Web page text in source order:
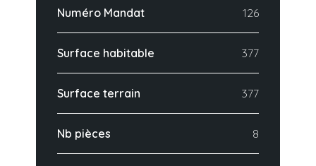
Numéro Mandat 126
Surface habitable 377
Surface terrain 377
Nb pièces 8